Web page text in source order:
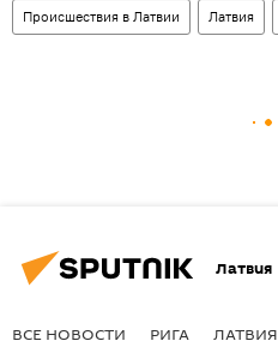
Происшествия в Латвии Латвия
Латвия
ВСЕ НОВОСТИ РИГА ЛАТВИЯ